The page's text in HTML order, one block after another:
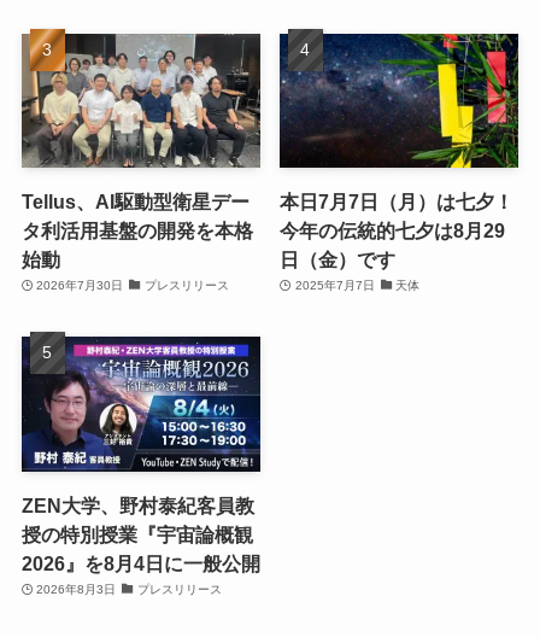
Tellus、AI駆動型衛星デー
タ利活用基盤の開発を本格
始動
2026年7月30日 プレスリリース
本日7月7日（月）は七夕！
今年の伝統的七夕は8月29
日（金）です
2025年7月7日 天体
ZEN大学、野村泰紀客員教
授の特別授業『宇宙論概観
2026』を8月4日に一般公開
2026年8月3日 プレスリリース